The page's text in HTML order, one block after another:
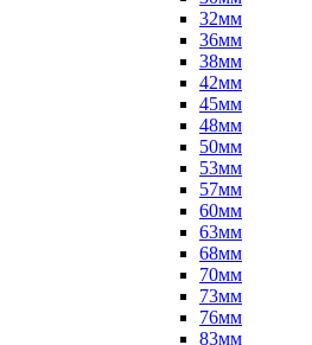
32мм
36мм
38мм
42мм
45мм
48мм
50мм
53мм
57мм
60мм
63мм
68мм
70мм
73мм
76мм
83мм